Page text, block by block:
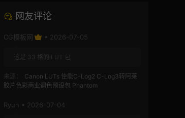
网友评论
CG模板网 • 2026-07-05
这是 33 格的 LUT 包
来源：
Canon LUTs 佳能C-Log2 C-Log3转阿莱
胶片色彩商业调色预设包 Phantom
Ryun • 2026-07-04